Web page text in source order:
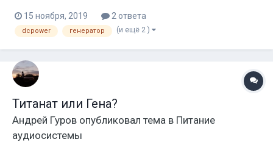
15 ноября, 2019 2 ответа
dcpower генератор (и ещё 2 )
Титанат или Гена?
Андрей Гуров опубликовал тема в Питание
аудиосистемы